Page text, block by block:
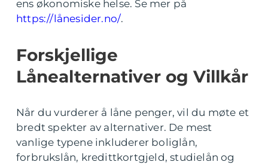
ens økonomiske helse. Se mer på
https://lånesider.no/.
Forskjellige
Lånealternativer og Villkår
Når du vurderer å låne penger, vil du møte et
bredt spekter av alternativer. De mest
vanlige typene inkluderer boliglån,
forbrukslån, kredittkortgjeld, studielån og